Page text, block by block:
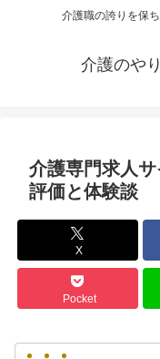
介護職の誇りを保
介護のや
介護専門求人
評価と体験談
X
Pocket